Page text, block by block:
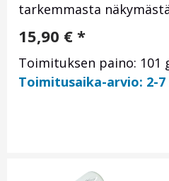
tarkemmasta
15,90 € *
Toimituksen paino: 101
Toimitusaika-arvio: 2-